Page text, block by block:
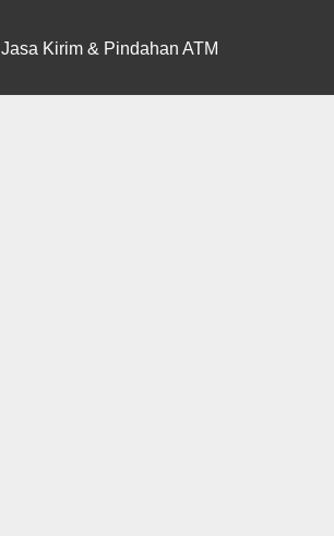
Jasa Kirim & Pindahan ATM